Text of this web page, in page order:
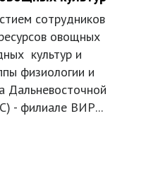
сотрудников
овощных
культур и
физиологии и
Дальневосточной
- филиале ВИР...